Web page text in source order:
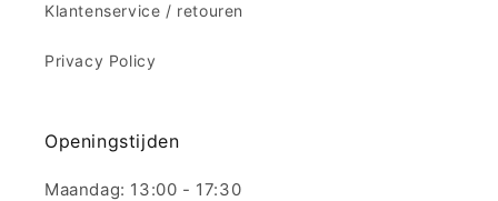
Klantenservice / retouren
Privacy Policy
Openingstijden
Maandag: 13:00 - 17:30